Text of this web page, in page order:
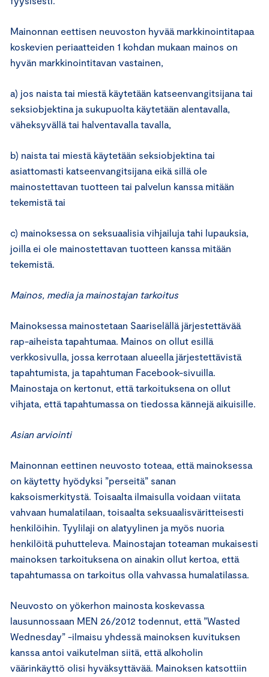
Mainonnan eettisen neuvoston hyvää markkinointitapaa
koskevien periaatteiden 1 kohdan mukaan mainos on
hyvän markkinointitavan vastainen,
a) jos naista tai miestä käytetään katseenvangitsijana tai
seksiobjektina ja sukupuolta käytetään alentavalla,
väheksyvällä tai halventavalla tavalla,
b) naista tai miestä käytetään seksiobjektina tai
asiattomasti katseenvangitsijana eikä sillä ole
mainostettavan tuotteen tai palvelun kanssa mitään
tekemistä tai
c) mainoksessa on seksuaalisia vihjailuja tahi lupauksia,
joilla ei ole mainostettavan tuotteen kanssa mitään
tekemistä.
Mainos, media ja mainostajan tarkoitus
Mainoksessa mainostetaan Saariselällä järjestettävää
rap-aiheista tapahtumaa. Mainos on ollut esillä
verkkosivulla, jossa kerrotaan alueella järjestettävistä
tapahtumista, ja tapahtuman Facebook-sivuilla.
Mainostaja on kertonut, että tarkoituksena on ollut
vihjata, että tapahtumassa on tiedossa kännejä aikuisille.
Asian arviointi
Mainonnan eettinen neuvosto toteaa, että mainoksessa
on käytetty hyödyksi ”perseitä” sanan
kaksoismerkitystä. Toisaalta ilmaisulla voidaan viitata
vahvaan humalatilaan, toisaalta seksuaalisväritteisesti
henkilöihin. Tyylilaji on alatyylinen ja myös nuoria
henkilöitä puhutteleva. Mainostajan toteaman mukaisesti
mainoksen tarkoituksena on ainakin ollut kertoa, että
tapahtumassa on tarkoitus olla vahvassa humalatilassa.
Neuvosto on yökerhon mainosta koskevassa
lausunnossaan MEN 26/2012 todennut, että ”Wasted
Wednesday” -ilmaisu yhdessä mainoksen kuvituksen
kanssa antoi vaikutelman siitä, että alkoholin
väärinkäyttö olisi hyväksyttävää. Mainoksen katsottiin